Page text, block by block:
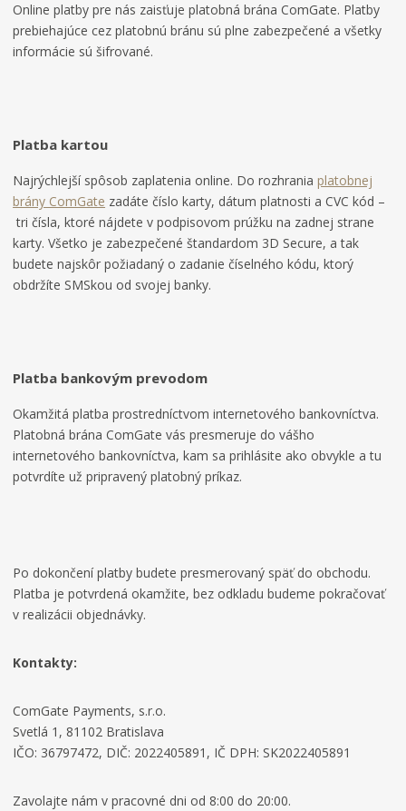
Online platby pre nás zaisťuje platobná brána ComGate. Platby
prebiehajúce cez platobnú bránu sú plne zabezpečené a všetky
informácie sú šifrované.
Platba kartou
Najrýchlejší spôsob zaplatenia online. Do rozhraniaplatobnej
brány ComGate zadáte číslo karty, dátum platnosti a CVC kód –
tri čísla, ktoré nájdete v podpisovom prúžku na zadnej strane
karty. Všetko je zabezpečené štandardom 3D Secure, a tak
budete najskôr požiadaný o zadanie číselného kódu, ktorý
obdržíte SMSkou od svojej banky.
Platba bankovým prevodom
Okamžitá platba prostredníctvom internetového bankovníctva.
Platobná brána ComGate vás presmeruje do vášho
internetového bankovníctva, kam sa prihlásite ako obvykle a tu
potvrdíte už pripravený platobný príkaz.
Po dokončení platby budete presmerovaný späť do obchodu.
Platba je potvrdená okamžite, bez odkladu budeme pokračovať
v realizácii objednávky.
Kontakty:
ComGate Payments, s.r.o.
Svetlá 1, 81102 Bratislava
IČO: 36797472, DIČ: 2022405891, IČ DPH: SK2022405891
Zavolajte nám v pracovné dni od 8:00 do 20:00.